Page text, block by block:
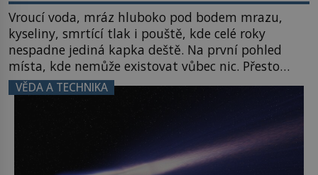
Vroucí voda, mráz hluboko pod bodem mrazu,
kyseliny, smrtící tlak i pouště, kde celé roky
nespadne jediná kapka deště. Na první pohled
místa, kde nemůže existovat vůbec nic. Přesto
právě tady vědci objevují organismy, které
posouvají hranice života. Každý nový nález mění
naše představy o tom, co všechno dokáže příroda a
napovídá, kde bychom jednou […]
VĚDA A TECHNIKA